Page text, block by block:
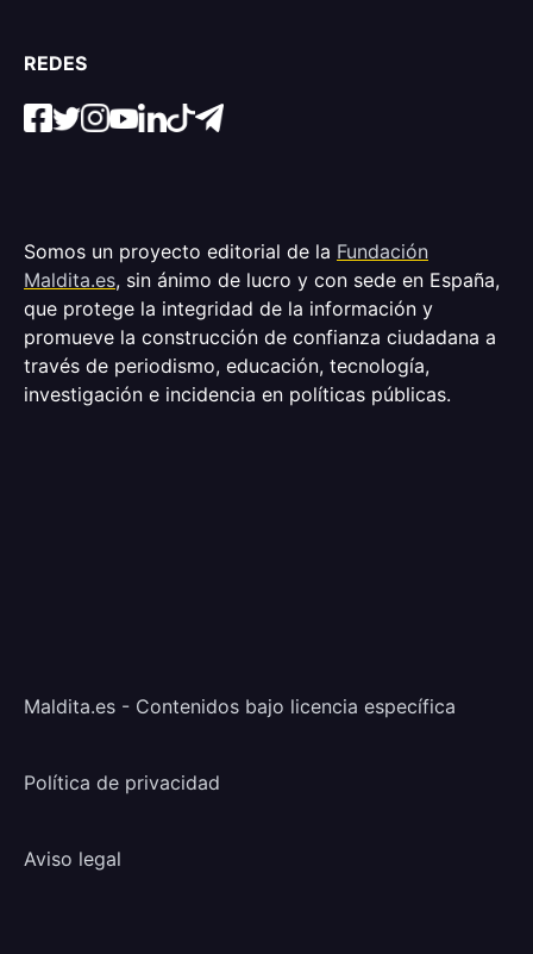
REDES
Somos un proyecto editorial de la Fundación
Maldita.es, sin ánimo de lucro y con sede en España,
que protege la integridad de la información y
promueve la construcción de confianza ciudadana a
través de periodismo, educación, tecnología,
investigación e incidencia en políticas públicas.
Maldita.es - Contenidos bajo licencia específica
Política de privacidad
Aviso legal